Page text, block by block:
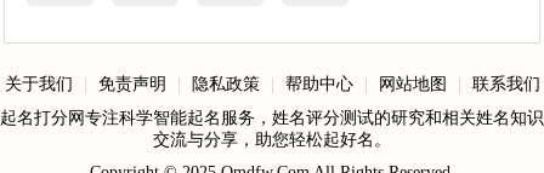
关于我们 免责声明 隐私政策 帮助中心 网站地图
联系我们
起名打分网专注科学智能起名服务，姓名评分测试的研究和相关姓名知识
交流与分享，助您轻松起好名。